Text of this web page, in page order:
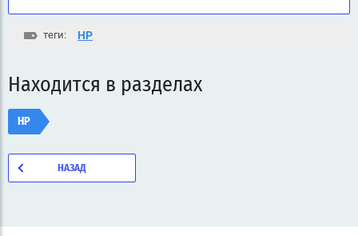
теги: HP
Находится в разделах
HP
НАЗАД